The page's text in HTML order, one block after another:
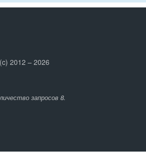
2012 – 2026
запросов 8.